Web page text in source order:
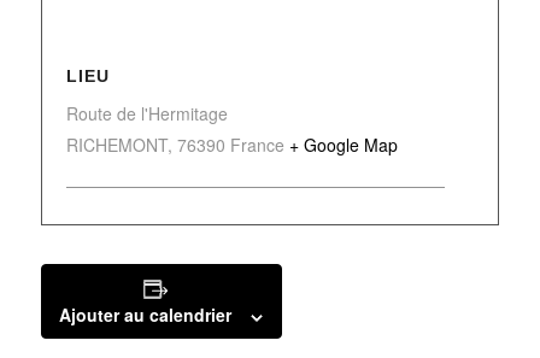
LIEU
Route de l'Hermitage
RICHEMONT, 76390 France + Google Map
Ajouter au calendrier